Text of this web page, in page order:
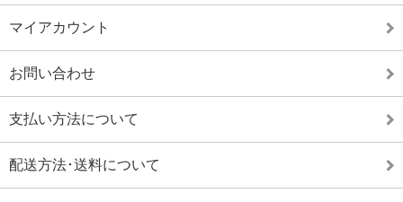
マイアカウント
お問い合わせ
支払い方法について
配送方法･送料について